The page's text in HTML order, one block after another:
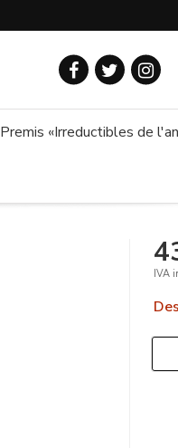
Premis «Irreductibles de
IVA